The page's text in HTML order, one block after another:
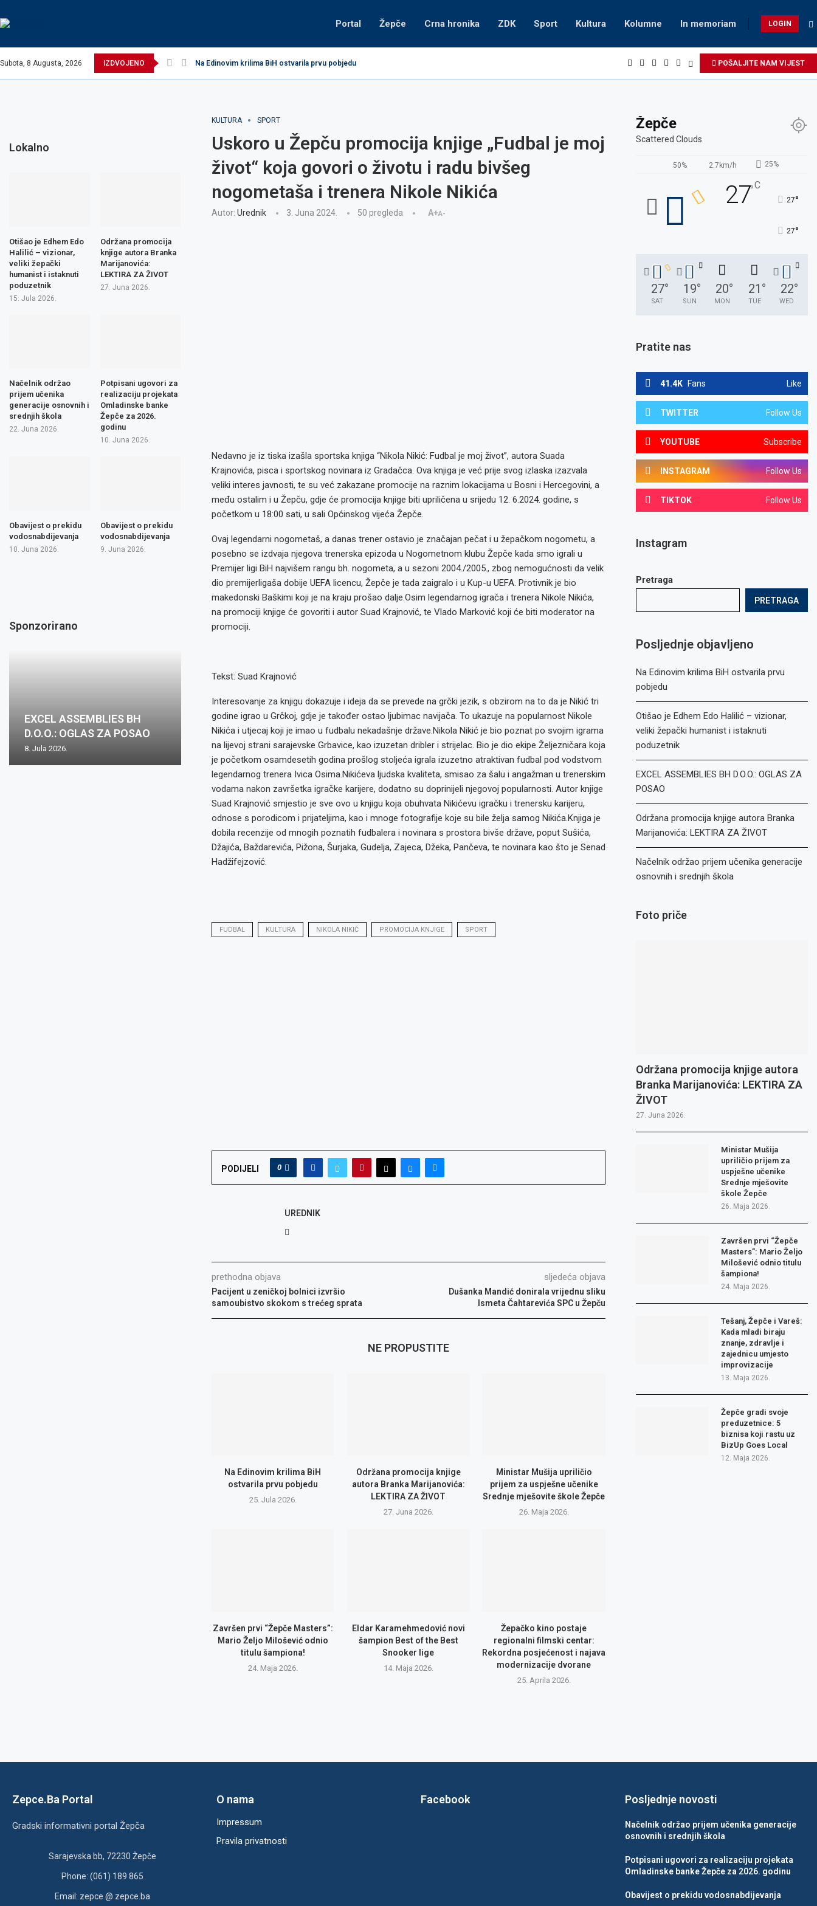
Portal Žepče Crna hronika ZDK Sport Kultura Kolumne In memoriam LOGIN
Subota, 8 Augusta, 2026 IZDVOJENO Na Edinovim krilima BiH ostvarila prvu pobjedu POŠALJITE NAM VIJEST
KULTURA SPORT
Uskoro u Žepču promocija knjige „Fudbal je moj
život“ koja govori o životu i radu bivšeg
nogometaša i trenera Nikole Nikića
Autor: Urednik 3. Juna 2024. 50 pregleda A+A-
Nedavno je iz tiska izašla sportska knjiga “Nikola Nikić: Fudbal je moj život”, autora Suada
Krajnovića, pisca i sportskog novinara iz Gradačca. Ova knjiga je već prije svog izlaska izazvala
veliki interes javnosti, te su već zakazane promocije na raznim lokacijama u Bosni i Hercegovini, a
među ostalim i u Žepču, gdje će promocija knjige biti upriličena u srijedu 12. 6.2024. godine, s
početkom u 18:00 sati, u sali Općinskog vijeća Žepče.
Ovaj legendarni nogometaš, a danas trener ostavio je značajan pečat i u žepačkom nogometu, a
posebno se izdvaja njegova trenerska epizoda u Nogometnom klubu Žepče kada smo igrali u
Premijer ligi BiH najvišem rangu bh. nogometa, a u sezoni 2004./2005., zbog nemogućnosti da velik
dio premijerligaša dobije UEFA licencu, Žepče je tada zaigralo i u Kup-u UEFA. Protivnik je bio
makedonski Baškimi koji je na kraju prošao dalje.Osim legendarnog igrača i trenera Nikole Nikića,
na promociji knjige će govoriti i autor Suad Krajnović, te Vlado Marković koji će biti moderator na
promociji.
Tekst: Suad Krajnović
Interesovanje za knjigu dokazuje i ideja da se prevede na grčki jezik, s obzirom na to da je Nikić tri
godine igrao u Grčkoj, gdje je također ostao ljubimac navijača. To ukazuje na popularnost Nikole
Nikića i utjecaj koji je imao u fudbalu nekadašnje države.Nikola Nikić je bio poznat po svojim igrama
na lijevoj strani sarajevske Grbavice, kao izuzetan dribler i strijelac. Bio je dio ekipe Željezničara koja
je početkom osamdesetih godina prošlog stoljeća igrala izuzetno atraktivan fudbal pod vodstvom
legendarnog trenera Ivica Osima.Nikićeva ljudska kvaliteta, smisao za šalu i angažman u trenerskim
vodama nakon završetka igračke karijere, dodatno su doprinijeli njegovoj popularnosti. Autor knjige
Suad Krajnović smjestio je sve ovo u knjigu koja obuhvata Nikićevu igračku i trenersku karijeru,
odnose s porodicom i prijateljima, kao i mnoge fotografije koje su bile želja samog Nikića.Knjiga je
dobila recenzije od mnogih poznatih fudbalera i novinara s prostora bivše države, poput Sušića,
Džajića, Baždarevića, Pižona, Šurjaka, Gudelja, Zajeca, Džeka, Pančeva, te novinara kao što je Senad
Hadžifejzović.
FUDBAL KULTURA NIKOLA NIKIĆ PROMOCIJA KNJIGE SPORT
PODIJELI 0
UREDNIK
prethodna objava
Pacijent u zeničkoj bolnici izvršio
samoubistvo skokom s trećeg sprata
sljedeća objava
Dušanka Mandić donirala vrijednu sliku
Ismeta Čahtarevića SPC u Žepču
NE PROPUSTITE
Na Edinovim krilima BiH
ostvarila prvu pobjedu
25. Jula 2026.
Održana promocija knjige
autora Branka Marijanovića:
LEKTIRA ZA ŽIVOT
27. Juna 2026.
Ministar Mušija upriličio
prijem za uspješne učenike
Srednje mješovite škole Žepče
26. Maja 2026.
Završen prvi “Žepče Masters”:
Mario Željo Milošević odnio
titulu šampiona!
24. Maja 2026.
Eldar Karamehmedović novi
šampion Best of the Best
Snooker lige
14. Maja 2026.
Žepačko kino postaje
regionalni filmski centar:
Rekordna posjećenost i najava
modernizacije dvorane
25. Aprila 2026.
Žepče
Scattered Clouds
50% 2.7km/h 25%
27°C
27°
27°
27°
SAT
19°
SUN
20°
MON
21 °
TUE
22°
WED
Pratite nas
41.4K Fans Like
TWITTER Follow Us
YOUTUBE Subscribe
INSTAGRAM Follow Us
TIKTOK Follow Us
Instagram
Pretraga
PRETRAGA
Posljednje objavljeno
Na Edinovim krilima BiH ostvarila prvu
pobjedu
Otišao je Edhem Edo Halilić – vizionar,
veliki žepački humanist i istaknuti
poduzetnik
EXCEL ASSEMBLIES BH D.O.O.: OGLAS ZA
POSAO
Održana promocija knjige autora Branka
Marijanovića: LEKTIRA ZA ŽIVOT
Načelnik održao prijem učenika generacije
osnovnih i srednjih škola
Foto priče
Održana promocija knjige autora
Branka Marijanovića: LEKTIRA ZA
ŽIVOT
27. Juna 2026.
Ministar Mušija
upriličio prijem za
uspješne učenike
Srednje mješovite
škole Žepče
26. Maja 2026.
Završen prvi “Žepče
Masters”: Mario Željo
Milošević odnio titulu
šampiona!
24. Maja 2026.
Tešanj, Žepče i Vareš:
Kada mladi biraju
znanje, zdravlje i
zajednicu umjesto
improvizacije
13. Maja 2026.
Žepče gradi svoje
preduzetnice: 5
biznisa koji rastu uz
BizUp Goes Local
12. Maja 2026.
Lokalno
Otišao je Edhem Edo
Halilić – vizionar,
veliki žepački
humanist i istaknuti
poduzetnik
15. Jula 2026.
Održana promocija
knjige autora Branka
Marijanovića:
LEKTIRA ZA ŽIVOT
27. Juna 2026.
Načelnik održao
prijem učenika
generacije osnovnih i
srednjih škola
22. Juna 2026.
Potpisani ugovori za
realizaciju projekata
Omladinske banke
Žepče za 2026.
godinu
10. Juna 2026.
Obavijest o prekidu
vodosnabdijevanja
10. Juna 2026.
Obavijest o prekidu
vodosnabdijevanja
9. Juna 2026.
Sponzorirano
EXCEL ASSEMBLIES BH
D.O.O.: OGLAS ZA POSAO
8. Jula 2026.
Zepce.Ba Portal
Gradski informativni portal Žepča
Sarajevska bb, 72230 Žepče
Phone: (061) 189 865
Email: zepce @ zepce.ba
O nama
Impressum
Pravila privatnosti
Facebook Posljednje novosti
Načelnik održao prijem učenika generacije
osnovnih i srednjih škola
Potpisani ugovori za realizaciju projekata
Omladinske banke Žepče za 2026. godinu
Obavijest o prekidu vodosnabdijevanja